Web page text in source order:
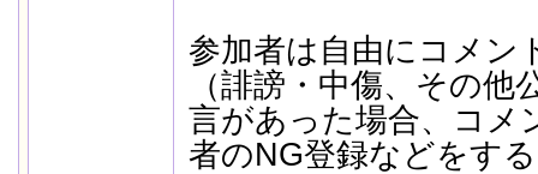
参加者は自由にコメン
（誹謗・中傷、その
言があった場合、コメ
者のNG登録などをす